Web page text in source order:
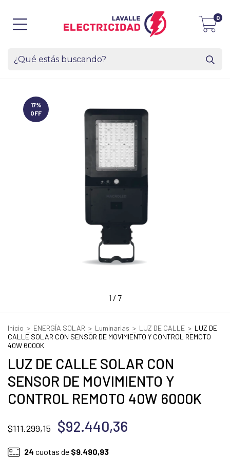
0
17%
OFF
1 / 7
Inicio > ENERGÍA SOLAR > Luminarias > LUZ DE CALLE > LUZ DE
CALLE SOLAR CON SENSOR DE MOVIMIENTO Y CONTROL REMOTO
40W 6000K
LUZ DE CALLE SOLAR CON
SENSOR DE MOVIMIENTO Y
CONTROL REMOTO 40W 6000K
$111.299,15 $92.440,36
24 cuotas de $9.490,93